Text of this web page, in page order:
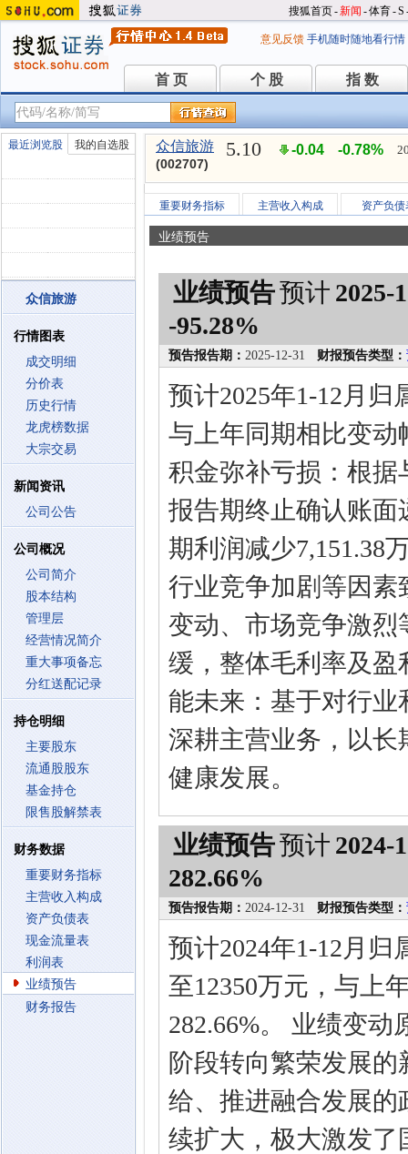
搜狐首页-新闻 -体育-S
意见反馈 手机随时随地看行情
首 页
首 页 个 股
个 股 指 数
指 数
最近浏览股 我的自选股
众信旅游
行情图表
成交明细
分价表
历史行情
龙虎榜数据
大宗交易
新闻资讯
公司公告
公司概况
公司简介
股本结构
管理层
经营情况简介
重大事项备忘
分红送配记录
持仓明细
主要股东
流通股股东
基金持仓
限售股解禁表
财务数据
重要财务指标
主营收入构成
资产负债表
现金流量表
利润表
业绩预告
财务报告
众信旅游
(002707)
5.10 -0.04 -0.78%
重要财务指标 主营收入构成 资产负债
业绩预告
业绩预告预计 2025-
-95.28%
预告报告期： 2025-12-31 财报预告类型：
预计2025年1-12月
与上年同期相比变动
积金弥补亏损：根
报告期终止确认账面
期利润减少7,151.38
行业竞争加剧等因素
变动、市场竞争激
缓，整体毛利率及盈
能未来：基于对行
深耕主营业务，以
健康发展。
业绩预告预计 2024-
282.66%
预告报告期： 2024-12-31 财报预告类型：
预计2024年1-12月
至12350万元，与上
282.66%。 业绩变
阶段转向繁荣发展
给、推进融合发展的
续扩大，极大激发